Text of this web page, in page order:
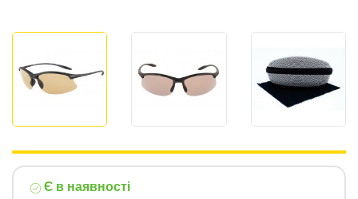
Є в наявності